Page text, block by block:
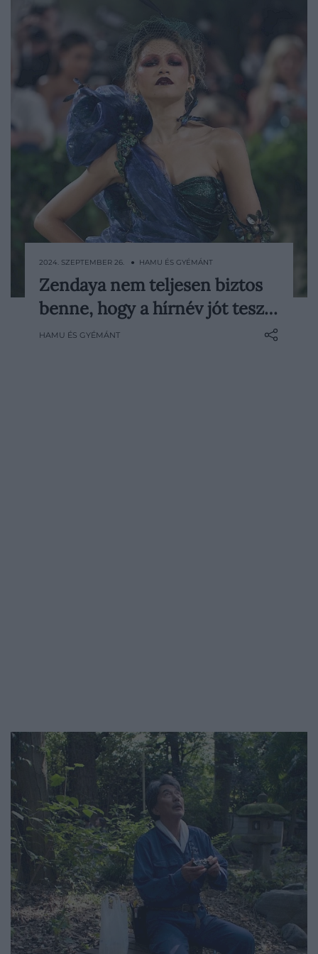
A Dűne: Második rész New York-i vetítése
után Zendaya őszintén beszélt a hírnév
okozta nyomásról és arról, hogy nem
2024. SZEPTEMBER 26. ● HAMU ÉS GYÉMÁNT
Zendaya nem teljesen biztos
benne, hogy a hírnév jót tesz…
HAMU ÉS GYÉMÁNT